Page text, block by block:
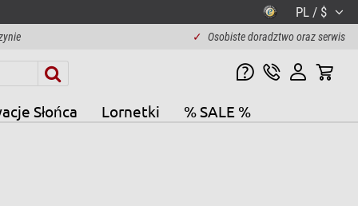
PL / $
✓ Osobiste doradztwo oraz serwis
Słońca Lornetki % SALE %